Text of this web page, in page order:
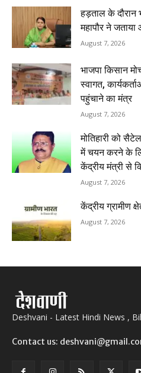
हड़ताल के दौरान
महापौर ने जताया
August 7, 2026
भाजपा किसान
स्वागत,
पहुंचाने का मंत्र
August 7, 2026
मोतिहारी को
में चयन करने के
केंद्रीय मंत्री से
August 7, 2026
केंद्रीय ग्रामीण
August 7, 2026
Deshvani - Latest Hindi News ,
Contact us: